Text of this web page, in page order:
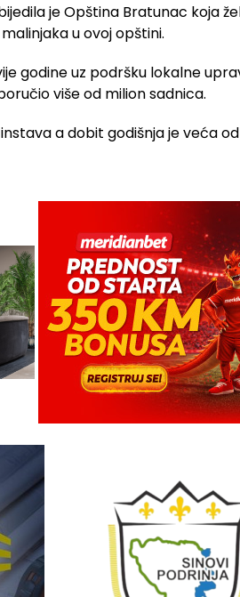
je Opština Bratunac koja
u ovoj opštini.
godine uz podršku lokalne
više od milion sadnica.
a dobit godišnja je veća od